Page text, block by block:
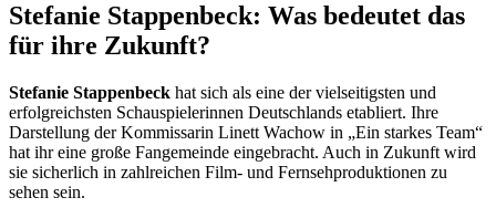
Stefanie Stappenbeck: Was bedeutet das
für ihre Zukunft?
Stefanie Stappenbeck hat sich als eine der vielseitigsten und
erfolgreichsten Schauspielerinnen Deutschlands etabliert. Ihre
Darstellung der Kommissarin Linett Wachow in „Ein starkes Team“
hat ihr eine große Fangemeinde eingebracht. Auch in Zukunft wird
sie sicherlich in zahlreichen Film- und Fernsehproduktionen zu
sehen sein.